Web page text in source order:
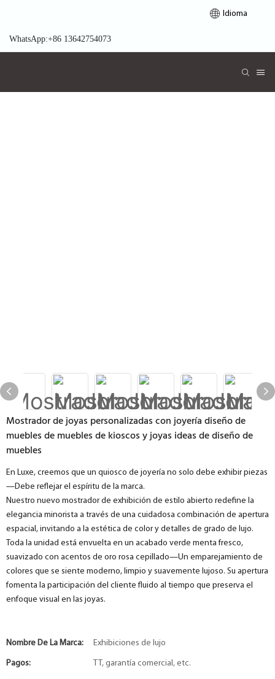
Idioma
WhatsApp:+86 13642754073
Mostrador de joyas personalizadas con joyería diseño de
muebles de muebles de kioscos y joyas ideas de diseño de
muebles
En Luxe, creemos que un quiosco de joyería no solo debe exhibir piezas
—Debe reflejar el espíritu de la marca.
Nuestro nuevo mostrador de exhibición de estilo abierto redefine la
elegancia minorista a través de una cuidadosa combinación de apertura
espacial, invitando a la estética de color y detalles de grado de lujo.
Toda la unidad está envuelta en un acabado verde menta fresco,
suavizado con acentos de oro rosa cepillado—Un emparejamiento de
colores que se siente moderno, limpio y suavemente lujoso. Su apertura
fomenta la participación del cliente fluido al tiempo que preserva el
enfoque visual en las joyas.
Nombre De La Marca: Exhibiciones de lujo
Pagos: TT, garantía comercial, etc.